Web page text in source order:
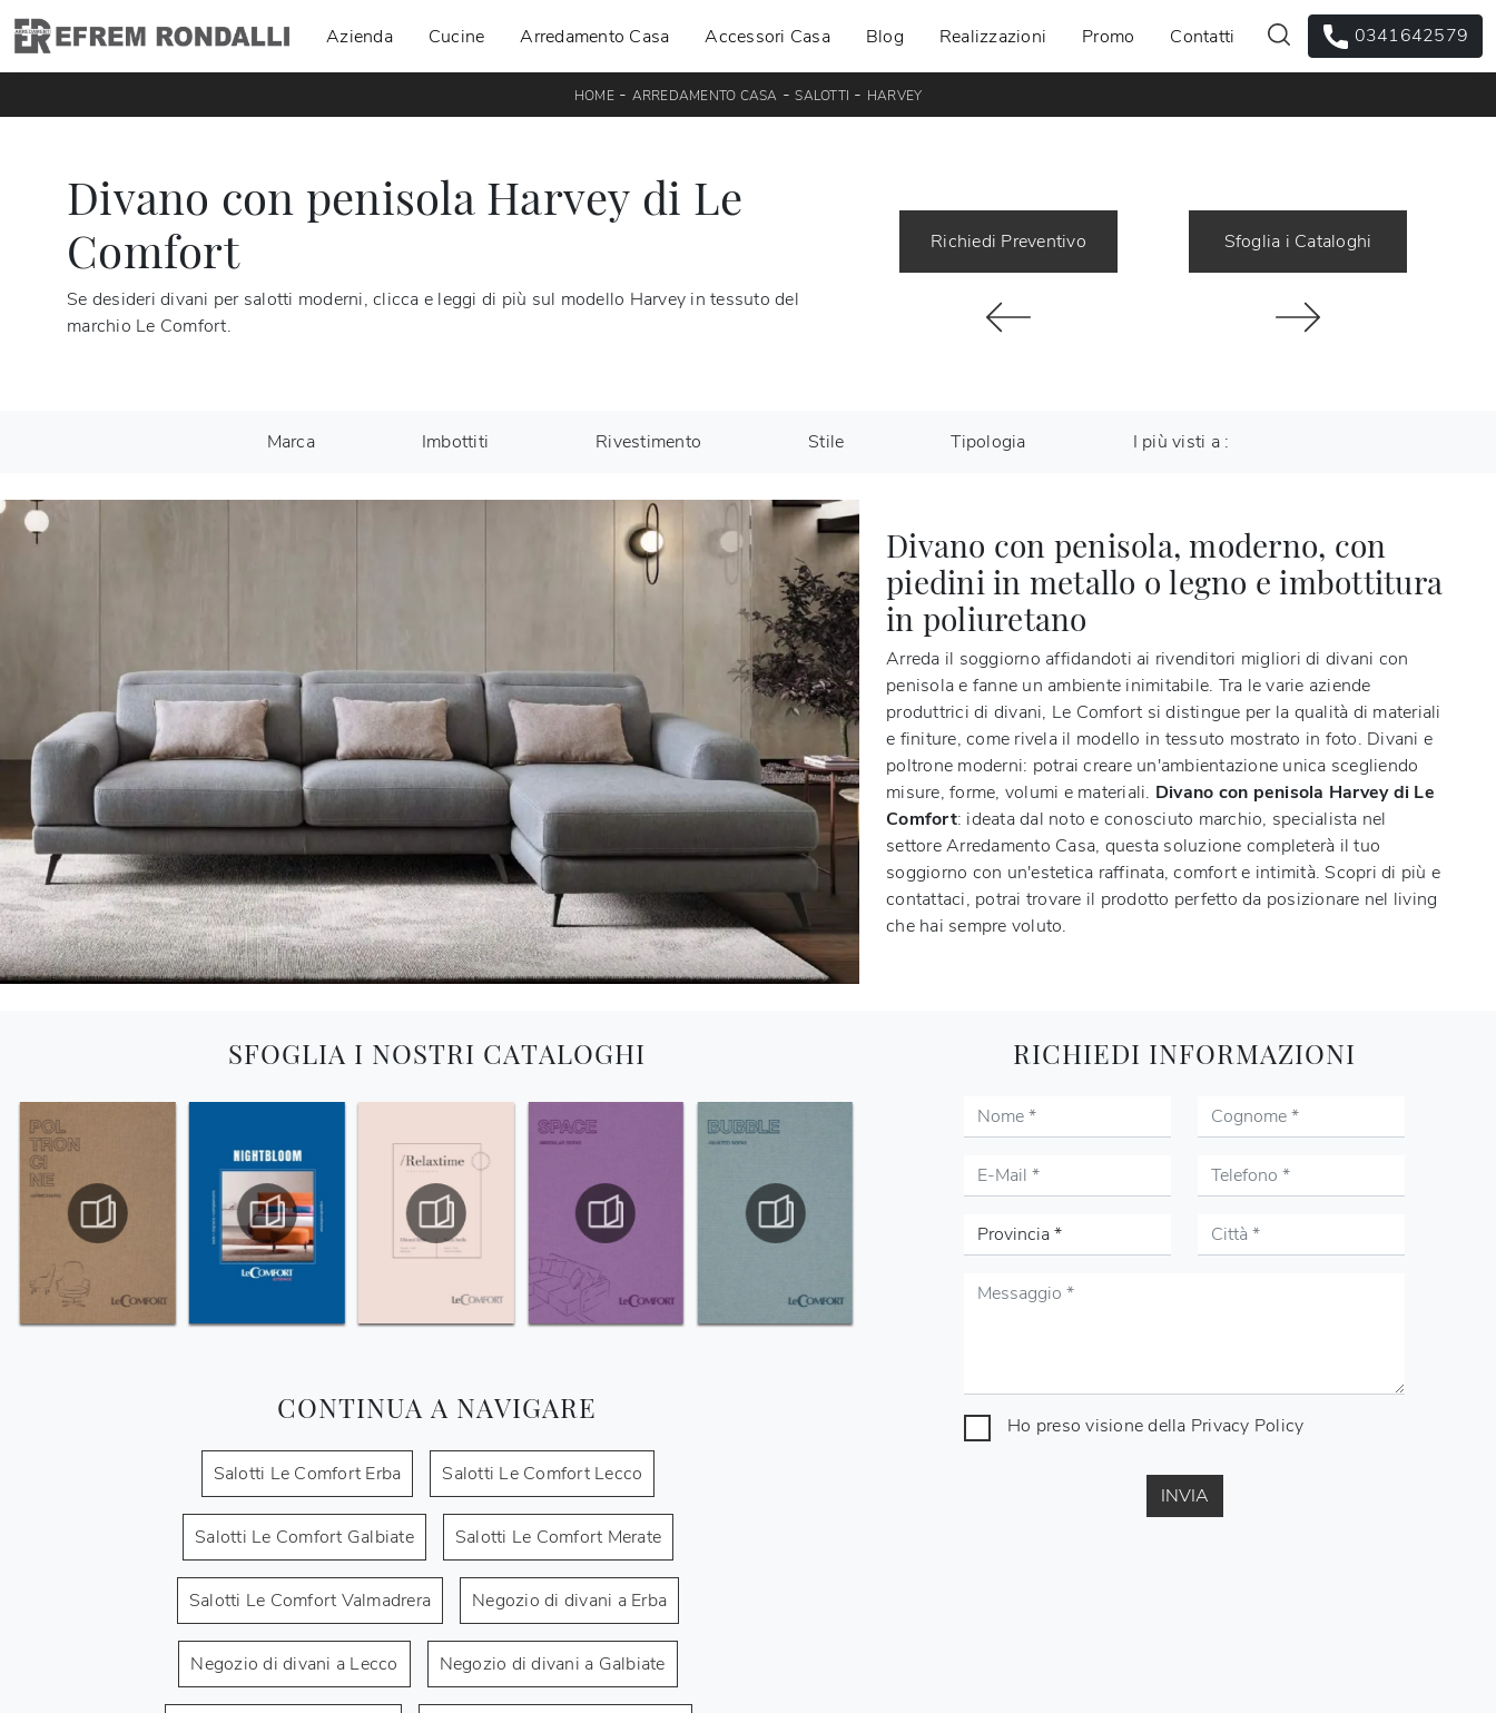
Azienda Cucine Arredamento Casa Accessori Casa Blog Realizzazioni Promo Contatti 0341642579
HOME- ARREDAMENTO CASA -SALOTTI - HARVEY
Divano con penisola Harvey di Le
Comfort
Se desideri divani per salotti moderni, clicca e leggi di più sul modello Harvey in tessuto del
marchio Le Comfort.
Richiedi Preventivo Sfoglia i Cataloghi
Marca Imbottiti Rivestimento Stile Tipologia I più visti a :
Divano con penisola, moderno, con
piedini in metallo o legno e imbottitura
in poliuretano
Arreda il soggiorno affidandoti ai rivenditori migliori di divani con
penisola e fanne un ambiente inimitabile. Tra le varie aziende
produttrici di divani, Le Comfort si distingue per la qualità di materiali
e finiture, come rivela il modello in tessuto mostrato in foto. Divani e
poltrone moderni: potrai creare un'ambientazione unica scegliendo
misure, forme, volumi e materiali. Divano con penisola Harvey di Le
Comfort: ideata dal noto e conosciuto marchio, specialista nel
settore Arredamento Casa, questa soluzione completerà il tuo
soggiorno con un'estetica raffinata, comfort e intimità. Scopri di più e
contattaci, potrai trovare il prodotto perfetto da posizionare nel living
che hai sempre voluto.
SFOGLIA I NOSTRI CATALOGHI
CONTINUA A NAVIGARE
Salotti Le Comfort Erba Salotti Le Comfort Lecco
Salotti Le Comfort Galbiate Salotti Le Comfort Merate
Salotti Le Comfort Valmadrera Negozio di divani a Erba
Negozio di divani a Lecco Negozio di divani a Galbiate
RICHIEDI INFORMAZIONI
Ho preso visione della Privacy Policy
INVIA